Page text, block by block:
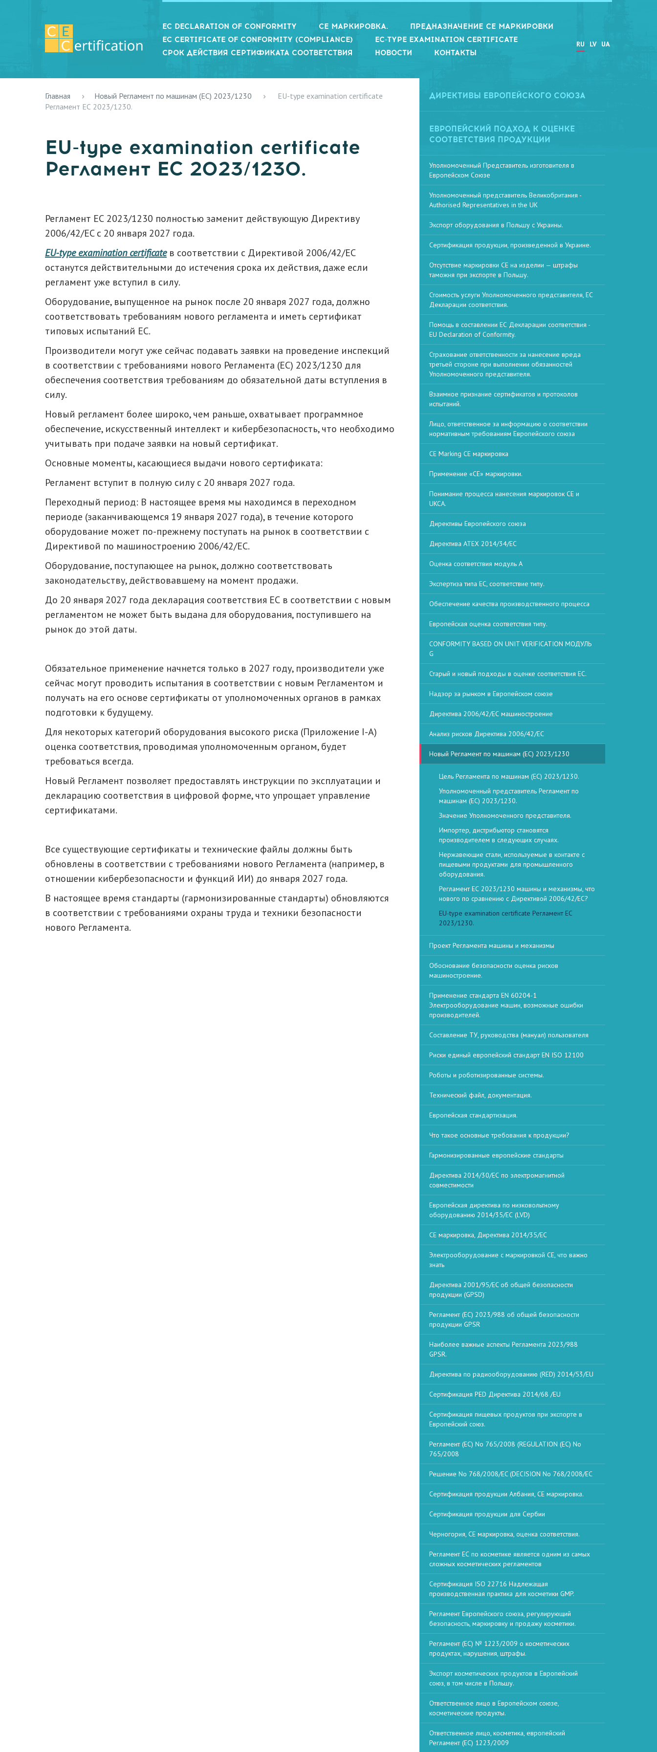
RU LV UA
EC DECLARATION OF CONFORMITY СЕ МАРКИРОВКА.
ПРЕДНАЗНАЧЕНИЕ СЕ МАРКИРОВКИ
EC CERTIFICATE OF CONFORMITY (COMPLIANCE)
EC-TYPE EXAMINATION CERTIFICATE
СРОК ДЕЙСТВИЯ СЕРТИФИКАТА СООТВЕТСТВИЯ
НОВОСТИ КОНТАКТЫ
Главная Новый Регламент по машинам (ЕС) 2023/1230
EU-type examination certificate
Регламент ЕС 2023/1230.
EU-type examination certificate
Регламент ЕС 2023/1230.
Регламент ЕС 2023/1230 полностью заменит действующую Директиву
2006/42/EC с 20 января 2027 года.
EU-type examination certificateв соответствии с Директивой 2006/42/EC
останутся действительными до истечения срока их действия, даже если
регламент уже вступил в силу.
Оборудование, выпущенное на рынок после 20 января 2027 года, должно
соответствовать требованиям нового регламента и иметь сертификат
типовых испытаний ЕС.
Производители могут уже сейчас подавать заявки на проведение инспекций
в соответствии с требованиями нового Регламента (ЕС) 2023/1230 для
обеспечения соответствия требованиям до обязательной даты вступления в
силу.
Новый регламент более широко, чем раньше, охватывает программное
обеспечение, искусственный интеллект и кибербезопасность, что необходимо
учитывать при подаче заявки на новый сертификат.
Основные моменты, касающиеся выдачи нового сертификата:
Регламент вступит в полную силу с 20 января 2027 года.
Переходный период: В настоящее время мы находимся в переходном
периоде (заканчивающемся 19 января 2027 года), в течение которого
оборудование может по-прежнему поступать на рынок в соответствии с
Директивой по машиностроению 2006/42/EC.
Оборудование, поступающее на рынок, должно соответствовать
законодательству, действовавшему на момент продажи.
До 20 января 2027 года декларация соответствия ЕС в соответствии с новым
регламентом не может быть выдана для оборудования, поступившего на
рынок до этой даты.
Обязательное применение начнется только в 2027 году, производители уже
сейчас могут проводить испытания в соответствии с новым Регламентом и
получать на его основе сертификаты от уполномоченных органов в рамках
подготовки к будущему.
Для некоторых категорий оборудования высокого риска (Приложение I-A)
оценка соответствия, проводимая уполномоченным органом, будет
требоваться всегда.
Новый Регламент позволяет предоставлять инструкции по эксплуатации и
декларацию соответствия в цифровой форме, что упрощает управление
сертификатами.
Все существующие сертификаты и технические файлы должны быть
обновлены в соответствии с требованиями нового Регламента (например, в
отношении кибербезопасности и функций ИИ) до января 2027 года.
В настоящее время стандарты (гармонизированные стандарты) обновляются
в соответствии с требованиями охраны труда и техники безопасности
нового Регламента.
ДИРЕКТИВЫ ЕВРОПЕЙСКОГО СОЮЗА
ЕВРОПЕЙСКИЙ ПОДХОД К ОЦЕНКЕ
СООТВЕТСТВИЯ ПРОДУКЦИИ
Уполномоченный Представитель изготовителя в
Европейском Союзе
Уполномоченный представитель Великобритания -
Authorised Representatives in the UK
Экспорт оборудования в Польшу с Украины.
Сертификация продукции, произведенной в Украине.
Отсутствие маркировки CE на изделии — штрафы
таможня при экспорте в Польшу.
Стоимость услуги Уполномоченного представителя, ЕС
Декларации соответствия.
Помощь в составлении ЕС Декларации соответствия -
EU Declaration of Conformity.
Страхование ответственности за нанесение вреда
третьей стороне при выполнении обязанностей
Уполномоченного представителя.
Взаимное признание сертификатов и протоколов
испытаний.
Лицо, ответственное за информацию о соответствии
нормативным требованиям Европейского союза
CE Marking СЕ маркировка
Применение «CE» маркировки.
Понимание процесса нанесения маркировок CE и
UKCA.
Директивы Европейского союза
Директива ATEX 2014/34/ЕС
Оценка соответствия модуль А
Экспертиза типа ЕС, соответствие типу.
Обеспечение качества производственного процесса
Европейская оценка соответствия типу.
CONFORMITY BASED ON UNIT VERIFICATION МОДУЛЬ
G
Старый и новый подходы в оценке соответствия ЕС.
Надзор за рынком в Европейском союзе
Директива 2006/42/ЕС машиностроение
Анализ рисков Директива 2006/42/ЕС
Новый Регламент по машинам (ЕС) 2023/1230
Цель Регламента по машинам (ЕС) 2023/1230.
Уполномоченный представитель Регламент по
машинам (ЕС) 2023/1230.
Значение Уполномоченного представителя.
Импортер, дистрибьютор становятся
производителем в следующих случаях.
Нержавеющие стали, используемые в контакте с
пищевыми продуктами для промышленного
оборудования.
Регламент ЕС 2023/1230 машины и механизмы, что
нового по сравнению с Директивой 2006/42/EC?
EU-type examination certificate Регламент ЕС
2023/1230.
Проект Регламента машины и механизмы
Обоснование безопасности оценка рисков
машиностроение.
Применение стандарта EN 60204-1
Электрооборудование машин, возможные ошибки
производителей.
Составление ТУ, руководства (мануал) пользователя
Риски единый европейский стандарт EN ISO 12100
Роботы и роботизированные системы.
Технический файл, документация.
Европейская стандартизация.
Что такое основные требования к продукции?
Гармонизированные европейские стандарты
Директива 2014/30/ЕС по электромагнитной
совместимости
Европейская директива по низковольтному
оборудованию 2014/35/ЕС (LVD)
СЕ маркировка, Директива 2014/35/ЕС
Электрооборудование с маркировкой CE, что важно
знать
Директива 2001/95/EC об общей безопасности
продукции (GPSD)
Регламент (ЕС) 2023/988 об общей безопасности
продукции GPSR
Наиболее важные аспекты Регламента 2023/988
GPSR.
Директива по радиооборудованию (RED) 2014/53/EU
Сертификация PED Директива 2014/68 /EU
Сертификация пищевых продуктов при экспорте в
Европейский союз.
Регламент (ЕС) No 765/2008 (REGULATION (EC) No
765/2008
Решение No 768/2008/EC (DECISION No 768/2008/EC
Сертификация продукции Албания, СЕ маркировка.
Сертификация продукции для Сербии
Черногория, СЕ маркировка, оценка соответствия.
Регламент ЕС по косметике является одним из самых
сложных косметических регламентов
Сертификация ISO 22716 Надлежащая
производственная практика для косметики GMP.
Регламент Европейского союза, регулирующий
безопасность, маркировку и продажу косметики.
Регламент (ЕС) № 1223/2009 о косметических
продуктах, нарушения, штрафы.
Экспорт косметических продуктов в Европейский
союз, в том числе в Польшу.
Ответственное лицо в Европейском союзе,
косметические продукты.
Ответственное лицо, косметика, европейский
Регламент (EC) 1223/2009